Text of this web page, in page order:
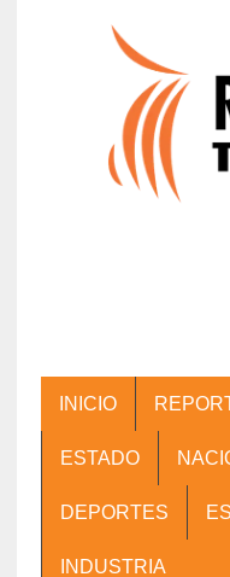
INICIO
ESTADO
DEPORTES
INDUSTRIA